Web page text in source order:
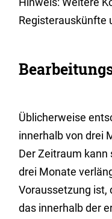
Registerauskünfte
Üblicherweise
innerhalb von drei
Der Zeitraum
drei Monate
Voraussetzung ist,
das innerhalb der